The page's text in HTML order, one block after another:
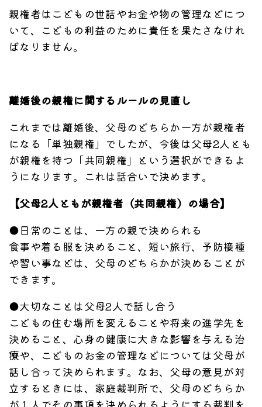
親権者はこどもの世話やお金や物の管理などにつ
いて、こどもの利益のために責任を果たさなけれ
ばなりません。
離婚後の親権に関するルールの見直し
これまでは離婚後、父母のどちらか一方が親権者
になる「単独親権」でしたが、今後は父母2人とも
が親権を持つ「共同親権」という選択ができるよ
うになります。これは話合いで決めます。
【父母2人ともが親権者（共同親権）の場合】
●日常のことは、一方の親で決められる
食事や着る服を決めること、短い旅行、予防接種
や習い事などは、父母のどちらかが決めることが
できます。
●大切なことは父母2人で話し合う
こどもの住む場所を変えることや将来の進学先を
決めること、心身の健康に大きな影響を与える治
療や、こどものお金の管理などについては父母が
話し合って決められます。なお、父母の意見が対
立するときには、家庭裁判所で、父母のどちらか